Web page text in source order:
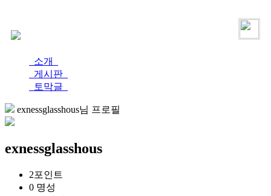
소개
게시판
토막글
exnessglasshous님 프로필
exnessglasshous
2포인트
0 명성